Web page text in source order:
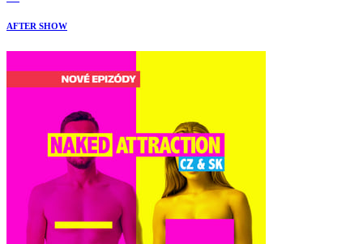
AFTER SHOW